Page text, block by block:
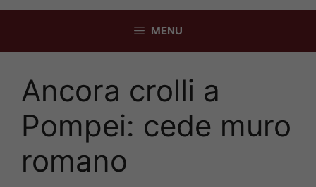
MENU
Ancora crolli a
Pompei: cede muro
romano